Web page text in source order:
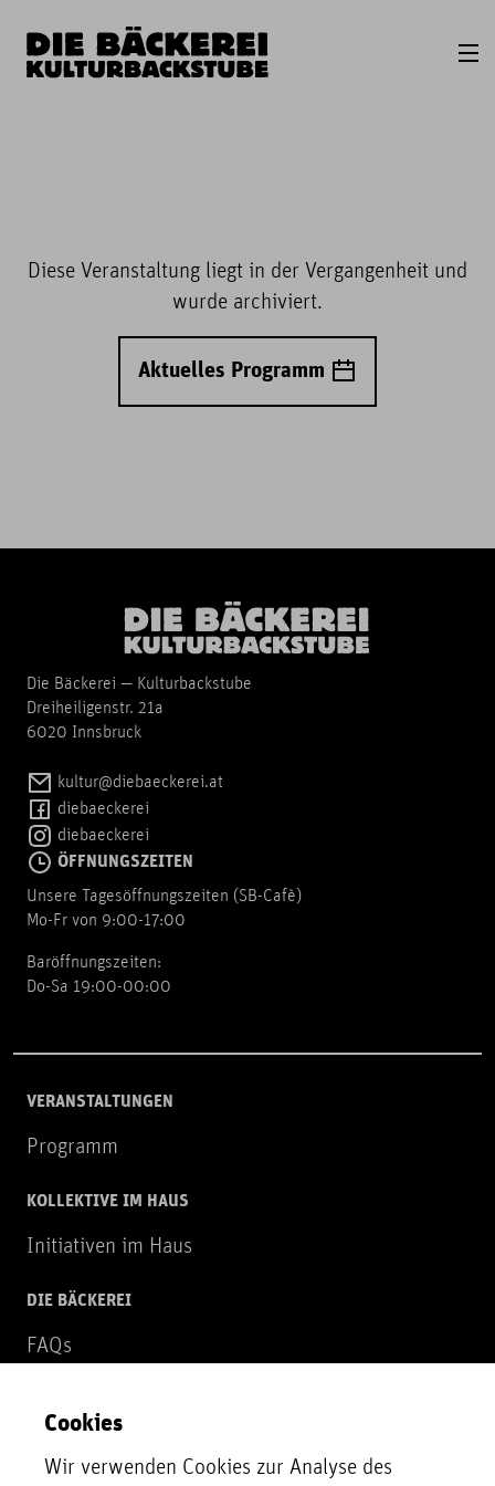
Diese Veranstaltung liegt in der Vergangenheit und
wurde archiviert.
Aktuelles Programm
Die Bäckerei — Kulturbackstube
Dreiheiligenstr. 21a
6020 Innsbruck
kultur@diebaeckerei.at
diebaeckerei
diebaeckerei
ÖFFNUNGSZEITEN
Unsere Tagesöffnungszeiten (SB-Cafè)
Mo-Fr von 9:00-17:00
Baröffnungszeiten:
Do-Sa 19:00-00:00
VERANSTALTUNGEN
Programm
KOLLEKTIVE IM HAUS
Initiativen im Haus
DIE BÄCKEREI
FAQs
NEWSLETTER
Zur Newsletter Anmeldung
Cookies
Wir verwenden Cookies zur Analyse des